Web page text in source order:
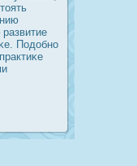
Подοбно